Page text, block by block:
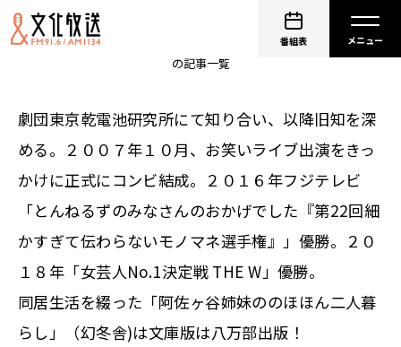
番組表
の記事一覧
劇団東京乾電池研究所にて知り合い、以降旧知を深
める。２００７年１０月、お笑いライブ出演をきっ
かけに正式にコンビ結成。２０１６年フジテレビ
「とんねるずのみなさんのおかげでした『第22回細
かすぎて伝わらないモノマネ選手権』」優勝。２０
１８年「女芸人No.1決定戦 THE W」優勝。
同居生活を綴った「阿佐ヶ谷姉妹ののほほん二人暮
らし」（幻冬舎)は文庫版は八万部出版！